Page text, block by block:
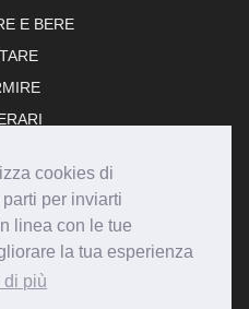
cookies di
per inviarti
linea con le tue
la tua esperienza
di più
E BERE